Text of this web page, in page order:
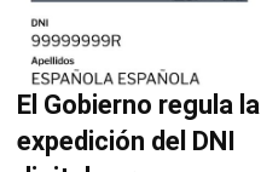
El Gobierno regula la
expedición del DNI